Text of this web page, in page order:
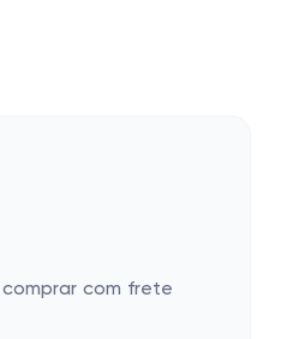
com frete